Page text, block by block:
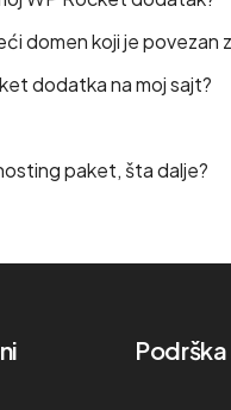
domen koji je
dodatka na moj sajt?
paket, šta dalje?